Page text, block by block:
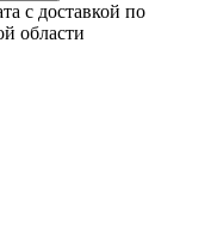
с доставкой по
области